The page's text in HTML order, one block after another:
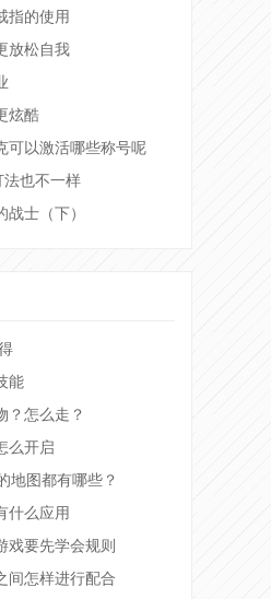
指的使用
放松自我
炫酷
可以激活哪些称号呢
法也不一样
士（下）
能
？怎么走？
么开启
地图都有哪些？
什么应用
戏要先学会规则
间怎样进行配合